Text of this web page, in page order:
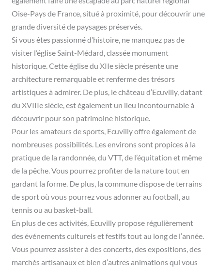
Oise-Pays de France, situé à proximité, pour découvrir une
grande diversité de paysages préservés.
Si vous êtes passionné d’histoire, ne manquez pas de
visiter l’église Saint-Médard, classée monument
historique. Cette église du XIIe siècle présente une
architecture remarquable et renferme des trésors
artistiques à admirer. De plus, le château d’Ecuvilly, datant
du XVIIIe siècle, est également un lieu incontournable à
découvrir pour son patrimoine historique.
Pour les amateurs de sports, Ecuvilly offre également de
nombreuses possibilités. Les environs sont propices à la
pratique de la randonnée, du VTT, de l’équitation et même
de la pêche. Vous pourrez profiter de la nature tout en
gardant la forme. De plus, la commune dispose de terrains
de sport où vous pourrez vous adonner au football, au
tennis ou au basket-ball.
En plus de ces activités, Ecuvilly propose régulièrement
des événements culturels et festifs tout au long de l’année.
Vous pourrez assister à des concerts, des expositions, des
marchés artisanaux et bien d’autres animations qui vous